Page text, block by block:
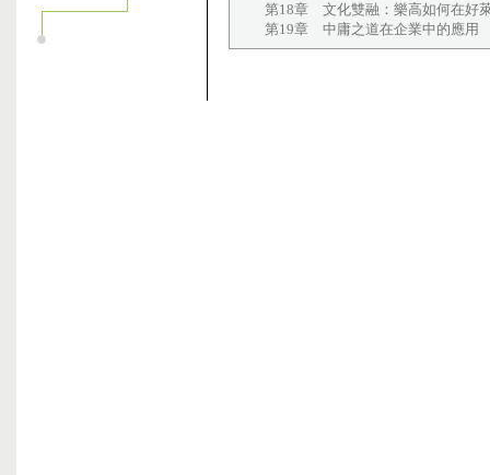
第18章 文化雙融：樂高如何在好
第19章 中庸之道在企業中的應用